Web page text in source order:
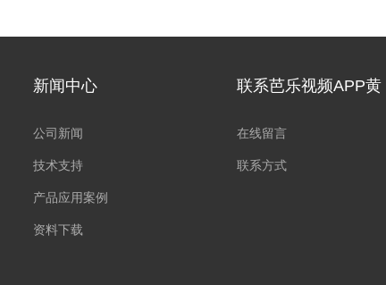
新闻中心
公司新闻
技术支持
产品应用案例
资料下载
联系芭乐视频APP黄
在线留言
联系方式